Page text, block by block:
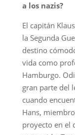
a los nazis?
El capitán
la Segunda
destino
vida como
Hamburgo.
gran parte del
cuando
Hans,
proyecto en el